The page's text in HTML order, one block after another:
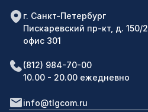
г. Санкт-Петербург
Пискаревский пр-кт, д. 150/2
офис 301
(812) 984-70-00
10.00 - 20.00 ежедневно
info@tlgcom.ru